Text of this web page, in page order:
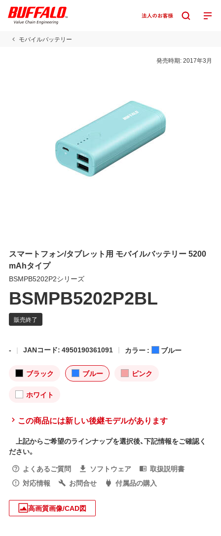
モバイルバッテリー
発売時期:2017年3月
スマートフォン/タブレット用 モバイルバッテリー 5200
mAhタイプ
BSMPB5202P2シリーズ
BSMPB5202P2BL
- JANコード: 4950190361091 カラー : ブルー
ブラック ブルー ピンク
ホワイト
この商品には新しい後継モデルがあります
上記からご希望のラインナップを選択後、下記情報をご確認く
ださい。
よくあるご質問
ソフトウェア
取扱説明書
対応情報
お問合せ 付属品の購入
高画質画像/CAD図